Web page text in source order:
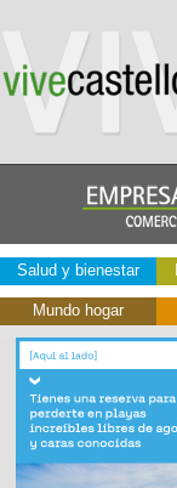
Salud y bienestar
Mundo hogar